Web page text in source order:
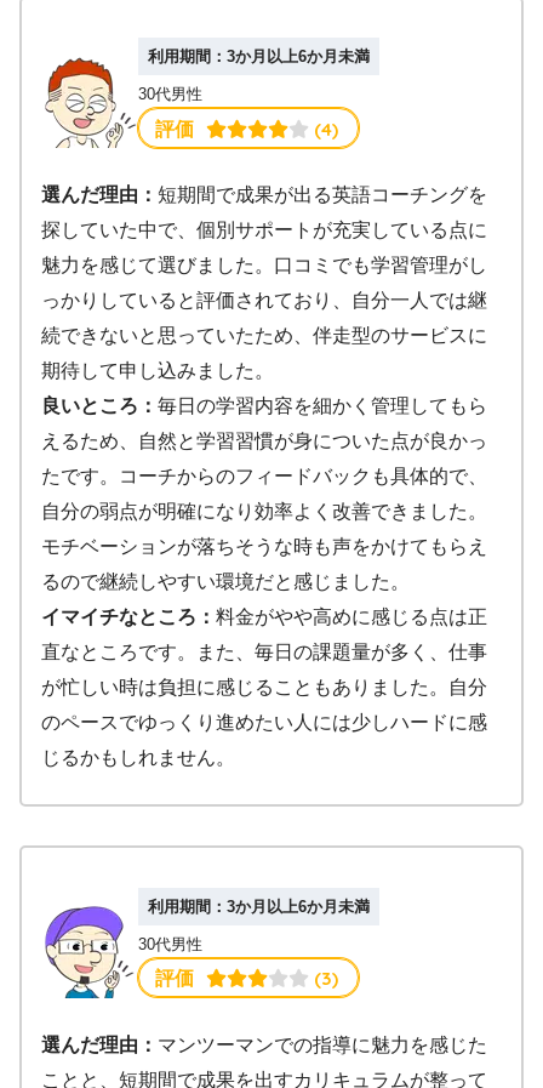
利用期間：3か月以上6か月未満
30代男性
評価 (4)
選んだ理由： 短期間で成果が出る英語コーチングを
探していた中で、個別サポートが充実している点に
魅力を感じて選びました。口コミでも学習管理がし
っかりしていると評価されており、自分一人では継
続できないと思っていたため、伴走型のサービスに
期待して申し込みました。
良いところ： 毎日の学習内容を細かく管理してもら
えるため、自然と学習習慣が身についた点が良かっ
たです。コーチからのフィードバックも具体的で、
自分の弱点が明確になり効率よく改善できました。
モチベーションが落ちそうな時も声をかけてもらえ
るので継続しやすい環境だと感じました。
イマイチなところ： 料金がやや高めに感じる点は正
直なところです。また、毎日の課題量が多く、仕事
が忙しい時は負担に感じることもありました。自分
のペースでゆっくり進めたい人には少しハードに感
じるかもしれません。
利用期間：3か月以上6か月未満
30代男性
評価 (3)
選んだ理由： マンツーマンでの指導に魅力を感じた
ことと、短期間で成果を出すカリキュラムが整って